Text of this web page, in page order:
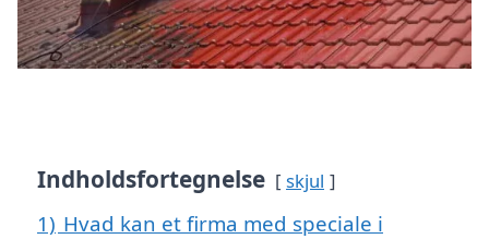
Indholdsfortegnelse skjul
1) Hvad kan et firma med speciale i